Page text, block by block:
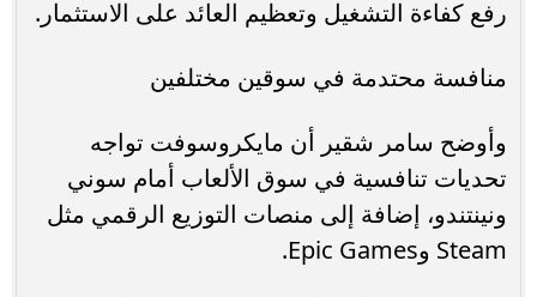
رفع كفاءة التشغيل وتعظيم العائد على الاستثمار.
منافسة محتدمة في سوقين مختلفين
وأوضح سامر شقير أن مايكروسوفت تواجه
تحديات تنافسية في سوق الألعاب أمام سوني
ونينتندو، إضافة إلى منصات التوزيع الرقمي مثل
Steam وEpic Games.